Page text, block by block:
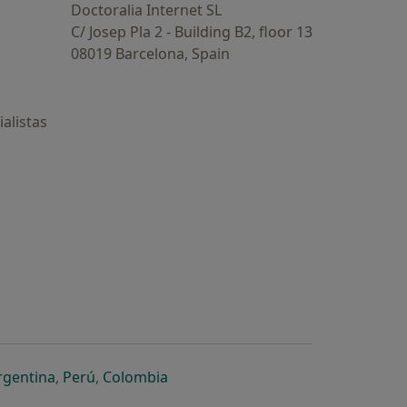
Doctoralia Internet SL
C/ Josep Pla 2 - Building B2, floor 13
08019 Barcelona, Spain
pestaña
una nueva pestaña
en una nueva pestaña
se abre en una nueva pestaña
, Perúse abre en una nueva pestaña
, Colombiase abre en una nueva pestaña